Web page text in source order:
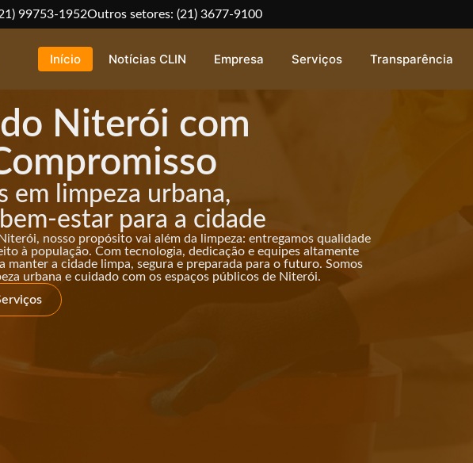
99753-1952Outros setores: (21) 3677-9100
Início Notícias CLIN Empresa Serviços Transparência
Niterói com
em limpeza urbana,
estar para a cidade
nosso propósito vai além da limpeza: entregamos qualidade
à população. Com tecnologia, dedicação e equipes altamente
manter a cidade limpa, segura e preparada para o futuro. Somos
urbana e cuidado com os espaços públicos de Niterói.